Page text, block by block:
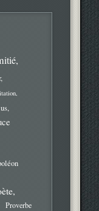
Proverbe